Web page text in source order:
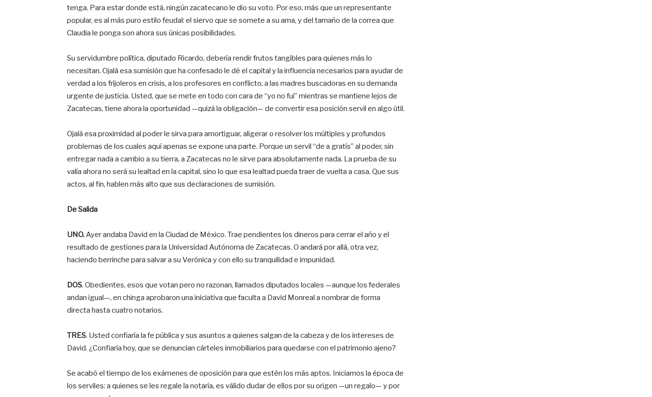
tenga. Para estar donde está, ningún zacatecano le dio su voto. Por eso, más que un representante
popular, es al más puro estilo feudal: el siervo que se somete a su ama, y del tamaño de la correa que
Claudia le ponga son ahora sus únicas posibilidades.
Su servidumbre política, diputado Ricardo, debería rendir frutos tangibles para quienes más lo
necesitan. Ojalá esa sumisión que ha confesado le dé el capital y la influencia necesarios para ayudar de
verdad a los frijoleros en crisis, a los profesores en conflicto, a las madres buscadoras en su demanda
urgente de justicia. Usted, que se mete en todo con cara de “yo no fui” mientras se mantiene lejos de
Zacatecas, tiene ahora la oportunidad —quizá la obligación— de convertir esa posición servil en algo útil.
Ojalá esa proximidad al poder le sirva para amortiguar, aligerar o resolver los múltiples y profundos
problemas de los cuales aquí apenas se expone una parte. Porque un servil “de a gratís” al poder, sin
entregar nada a cambio a su tierra, a Zacatecas no le sirve para absolutamente nada. La prueba de su
valía ahora no será su lealtad en la capital, sino lo que esa lealtad pueda traer de vuelta a casa. Que sus
actos, al fin, hablen más alto que sus declaraciones de sumisión.
De Salida
UNO.Ayer andaba David en la Ciudad de México. Trae pendientes los dineros para cerrar el año y el
resultado de gestiones para la Universidad Autónoma de Zacatecas. O andará por allá, otra vez,
haciendo berrinche para salvar a su Verónica y con ello su tranquilidad e impunidad.
DOS. Obedientes, esos que votan pero no razonan, llamados diputados locales —aunque los federales
andan igual—, en chinga aprobaron una iniciativa que faculta a David Monreal a nombrar de forma
directa hasta cuatro notarios.
TRES. Usted confiaría la fe pública y sus asuntos a quienes salgan de la cabeza y de los intereses de
David. ¿Confiaría hoy, que se denuncian cárteles inmobiliarios para quedarse con el patrimonio ajeno?
Se acabó el tiempo de los exámenes de oposición para que estén los más aptos. Iniciamos la época de
los serviles: a quienes se les regale la notaría, es válido dudar de ellos por su origen —un regalo— y por